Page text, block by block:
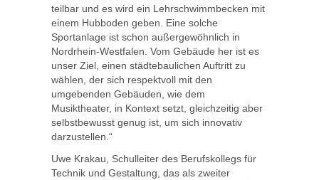
teilbar und es wird ein Lehrschwimmbecken mit
einem Hubboden geben. Eine solche
Sportanlage ist schon außergewöhnlich in
Nordrhein-Westfalen. Vom Gebäude her ist es
unser Ziel, einen städtebaulichen Auftritt zu
wählen, der sich respektvoll mit den
umgebenden Gebäuden, wie dem
Musiktheater, in Kontext setzt, gleichzeitig aber
selbstbewusst genug ist, um sich innovativ
darzustellen.“
Uwe Krakau, Schulleiter des Berufskollegs für
Technik und Gestaltung, das als zweiter